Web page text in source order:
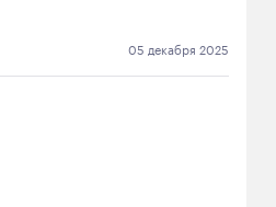
05 декабря 2025